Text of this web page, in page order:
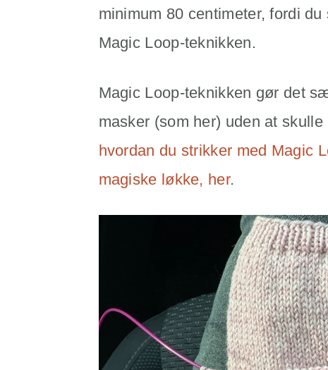
minimum 80 centimeter, fordi
Magic Loop-teknikken.
Magic Loop-teknikken gør det
masker (som her) uden at
hvordan du strikker med Magic
magiske løkke, her.